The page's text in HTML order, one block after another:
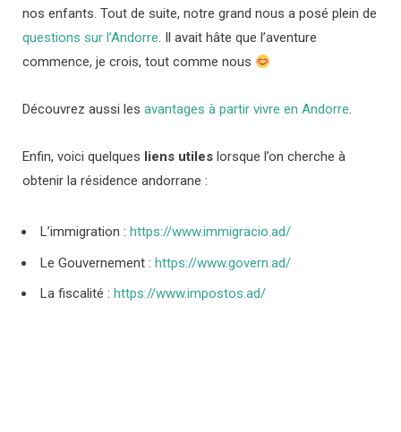
nos enfants. Tout de suite, notre grand nous a posé plein de
questions sur l’Andorre. Il avait hâte que l’aventure
commence, je crois, tout comme nous
Découvrez aussi les avantages à partir vivre en Andorre.
Enfin, voici quelques liens utiles lorsque l’on cherche à
obtenir la résidence andorrane :
L’immigration : https://www.immigracio.ad/
Le Gouvernement : https://www.govern.ad/
La fiscalité : https://www.impostos.ad/